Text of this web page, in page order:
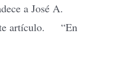
a José A.
artículo. “En